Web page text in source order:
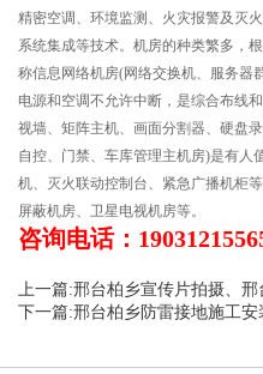
精密空调、环境监测、火灾报警及灭
系统集成等技术。机房的种类繁多，
称信息网络机房(网络交换机、服务器
电源和空调不允许中断，是综合布线
视墙、矩阵主机、画面分割器、硬盘
自控、门禁、车库管理主机房)是有人
机、灭火联动控制台、紧急广播机柜
屏蔽机房、卫星电视机房等。
咨询电话：
上一篇:邢台柏乡宣传片拍摄、
下一篇:邢台柏乡防雷接地施工安